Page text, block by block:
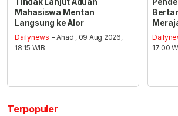
Tindak Lanjut Aduan
Mahasiswa Mentan
Langsung ke Alor
Dailynews - Ahad , 09 Aug 2026,
18:15 WIB
17:00
Terpopuler